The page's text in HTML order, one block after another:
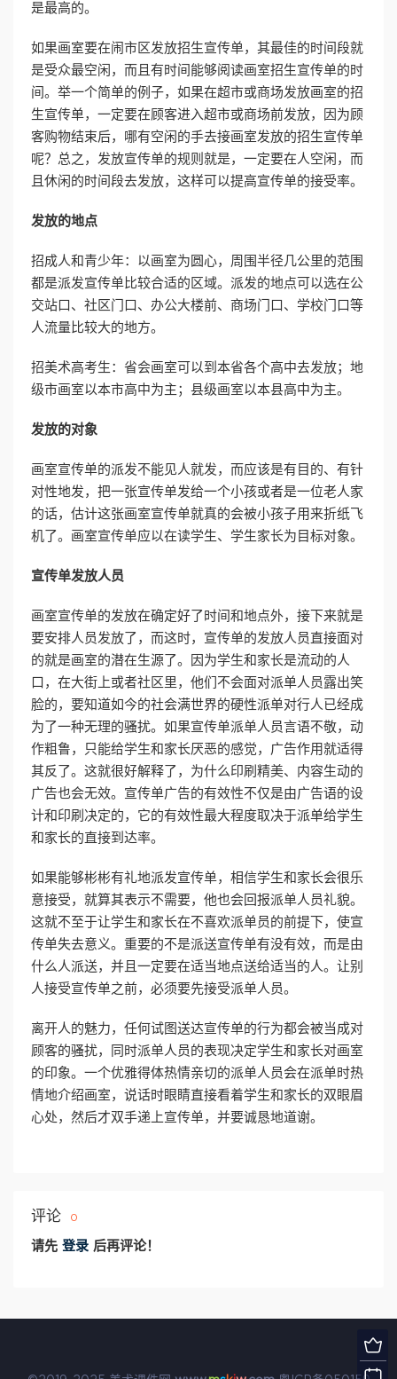
是最高的。
如果画室要在闹市区发放招生宣传单，其最佳的时间段就
是受众最空闲，而且有时间能够阅读画室招生宣传单的时
间。举一个简单的例子，如果在超市或商场发放画室的招
生宣传单，一定要在顾客进入超市或商场前发放，因为顾
客购物结束后，哪有空闲的手去接画室发放的招生宣传单
呢？总之，发放宣传单的规则就是，一定要在人空闲，而
且休闲的时间段去发放，这样可以提高宣传单的接受率。
发放的地点
招成人和青少年：以画室为圆心，周围半径几公里的范围
都是派发宣传单比较合适的区域。派发的地点可以选在公
交站口、社区门口、办公大楼前、商场门口、学校门口等
人流量比较大的地方。
招美术高考生：省会画室可以到本省各个高中去发放；地
级市画室以本市高中为主；县级画室以本县高中为主。
发放的对象
画室宣传单的派发不能见人就发，而应该是有目的、有针
对性地发，把一张宣传单发给一个小孩或者是一位老人家
的话，估计这张画室宣传单就真的会被小孩子用来折纸飞
机了。画室宣传单应以在读学生、学生家长为目标对象。
宣传单发放人员
画室宣传单的发放在确定好了时间和地点外，接下来就是
要安排人员发放了，而这时，宣传单的发放人员直接面对
的就是画室的潜在生源了。因为学生和家长是流动的人
口，在大街上或者社区里，他们不会面对派单人员露出笑
脸的，要知道如今的社会满世界的硬性派单对行人已经成
为了一种无理的骚扰。如果宣传单派单人员言语不敬，动
作粗鲁，只能给学生和家长厌恶的感觉，广告作用就适得
其反了。这就很好解释了，为什么印刷精美、内容生动的
广告也会无效。宣传单广告的有效性不仅是由广告语的设
计和印刷决定的，它的有效性最大程度取决于派单给学生
和家长的直接到达率。
如果能够彬彬有礼地派发宣传单，相信学生和家长会很乐
意接受，就算其表示不需要，他也会回报派单人员礼貌。
这就不至于让学生和家长在不喜欢派单员的前提下，使宣
传单失去意义。重要的不是派送宣传单有没有效，而是由
什么人派送，并且一定要在适当地点送给适当的人。让别
人接受宣传单之前，必须要先接受派单人员。
离开人的魅力，任何试图送达宣传单的行为都会被当成对
顾客的骚扰，同时派单人员的表现决定学生和家长对画室
的印象。一个优雅得体热情亲切的派单人员会在派单时热
情地介绍画室，说话时眼睛直接看着学生和家长的双眼眉
心处，然后才双手递上宣传单，并要诚恳地道谢。
评论 0
请先 登录 后再评论！